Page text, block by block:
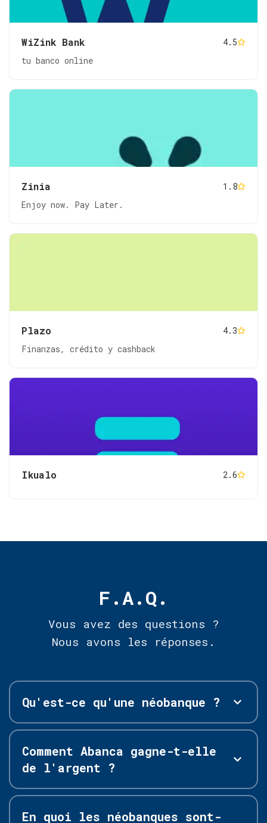
WiZink Bank
4.5
tu banco online
Zinia
1.8
Enjoy now. Pay Later.
Plazo
4.3
Finanzas, crédito y cashback
Ikualo 2.6
F.A.Q.
Vous avez des questions ?
Nous avons les réponses.
Qu'est-ce qu'une néobanque ?
Comment Abanca gagne-t-elle
de l'argent ?
En quoi les néobanques sont-